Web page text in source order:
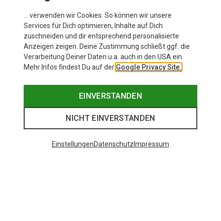
… verwenden wir Cookies. So können wir unsere
Services für Dich optimieren, Inhalte auf Dich
zuschneiden und dir entsprechend personalisierte
Anzeigen zeigen. Deine Zustimmung schließt ggf. die
Verarbeitung Deiner Daten u.a. auch in den USA ein.
Mehr Infos findest Du auf der Google Privacy Site.
EINVERSTANDEN
NICHT EINVERSTANDEN
EinstellungenDatenschutz Impressum